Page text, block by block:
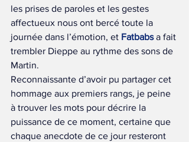
les prises de paroles et les gestes
affectueux nous ont bercé toute la
journée dans l’émotion, et Fatbabs a fait
trembler Dieppe au rythme des sons de
Martin.
Reconnaissante d’avoir pu partager cet
hommage aux premiers rangs, je peine
à trouver les mots pour décrire la
puissance de ce moment, certaine que
chaque anecdote de ce jour resteront